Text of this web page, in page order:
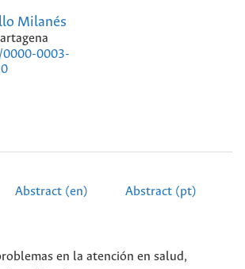
Milanés
0003-
Abstract (en) Abstract (pt)
en la atención en salud,